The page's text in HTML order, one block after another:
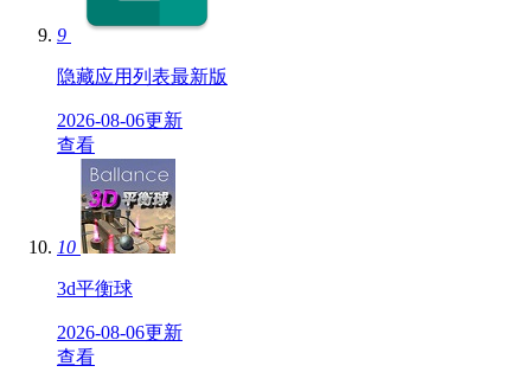
9
隐藏应用列表最新版
2026-08-06更新
查看
10
3d平衡球
2026-08-06更新
查看